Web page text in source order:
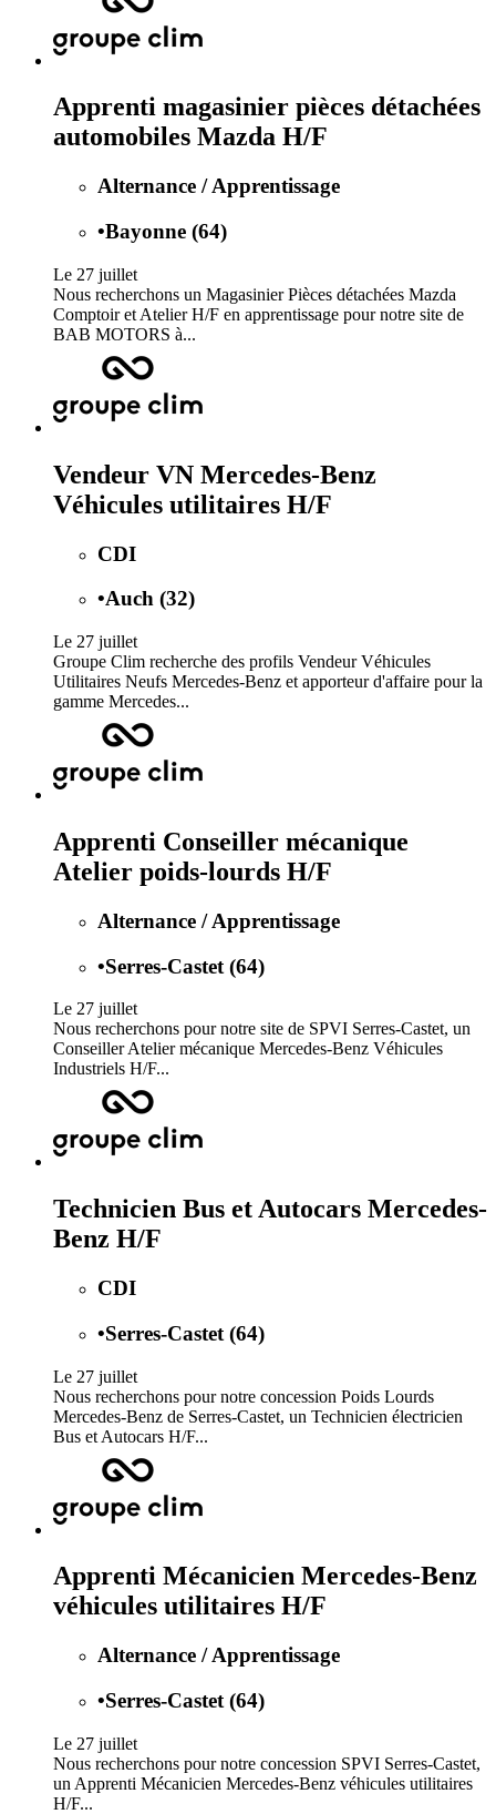
Apprenti magasinier pièces détachées
automobiles Mazda H/F
Alternance / Apprentissage
•Bayonne (64)
Le 27 juillet
Nous recherchons un Magasinier Pièces détachées Mazda
Comptoir et Atelier H/F en apprentissage pour notre site de
BAB MOTORS à...
Vendeur VN Mercedes-Benz
Véhicules utilitaires H/F
CDI
•Auch (32)
Le 27 juillet
Groupe Clim recherche des profils Vendeur Véhicules
Utilitaires Neufs Mercedes-Benz et apporteur d'affaire pour la
gamme Mercedes...
Apprenti Conseiller mécanique
Atelier poids-lourds H/F
Alternance / Apprentissage
•Serres-Castet (64)
Le 27 juillet
Nous recherchons pour notre site de SPVI Serres-Castet, un
Conseiller Atelier mécanique Mercedes-Benz Véhicules
Industriels H/F...
Technicien Bus et Autocars Mercedes-
Benz H/F
CDI
•Serres-Castet (64)
Le 27 juillet
Nous recherchons pour notre concession Poids Lourds
Mercedes-Benz de Serres-Castet, un Technicien électricien
Bus et Autocars H/F...
Apprenti Mécanicien Mercedes-Benz
véhicules utilitaires H/F
Alternance / Apprentissage
•Serres-Castet (64)
Le 27 juillet
Nous recherchons pour notre concession SPVI Serres-Castet,
un Apprenti Mécanicien Mercedes-Benz véhicules utilitaires
H/F...